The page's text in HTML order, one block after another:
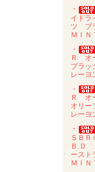
・
イド
ツ ブ
ＭＩＮ
・
Ｒ オ
ブラ
レー
・
Ｒ オ
オリ
レー
・
ＳＢ
Ｂ.Ｄ
ース
ＭＩＮ